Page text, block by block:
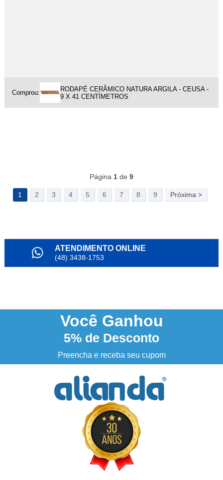
Comprou:
RODAPÉ CERÂMICO NATURA ARGILA - CEUSA -
9 X 41 CENTÍMETROS
Página 1de 9
1 2 3 4 5 6 7 8 9 Próxima >
ATENDIMENTO ONLINE
(48) 3438-1753
NOSSO INSTAGRAM @alianda_oficial
3% DESCONTO à vista no boleto ou pix
Você Ganhou
5% de Desconto
Preencha e receba seu cupom